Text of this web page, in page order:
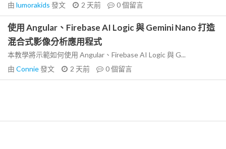
由 lumorakids 發文 2 天前 0個留言
使用 Angular、Firebase AI Logic 與 Gemini Nano 打造
混合式影像分析應用程式
本教學將示範如何使用 Angular、Firebase AI Logic 與 G...
由 Connie發文 2 天前 0個留言